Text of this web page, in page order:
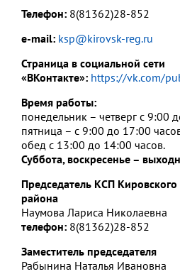
Телефон: 8(81362)28-852
e-mail: ksp@kirovsk-reg.ru
Страница в социальной сети
«ВКонтакте»: https://vk.com/
Время работы:
понедельник – четверг с 9:00
пятница – с 9:00 до 17:00
обед с 13:00 до 14:00 часов.
Суббота, воскресенье –
Председатель КСП
района
Наумова Лариса Николаевна
телефон: 8(81362)28-852
Заместитель председателя
Рабынина Наталья Ивановна